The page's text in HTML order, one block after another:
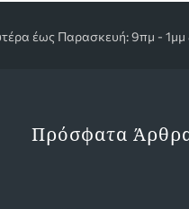
έως Παρασκευή: 9πμ - 1μμ
Πρόσφατα